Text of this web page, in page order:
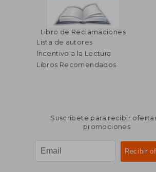
40%
dcto.
$ 76.41
$ 45.85
Libro de Reclamaciones
Lista de autores
Incentivo a la Lectura
Libros Recomendados
Suscríbete para recibir
promociones